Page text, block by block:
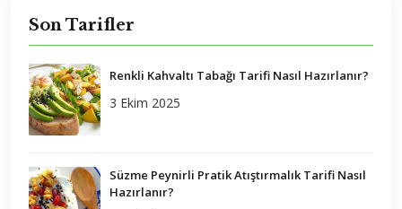
Son Tarifler
Renkli Kahvaltı Tabağı Tarifi Nasıl Hazırlanır?
3 Ekim 2025
Süzme Peynirli Pratik Atıştırmalık Tarifi Nasıl
Hazırlanır?